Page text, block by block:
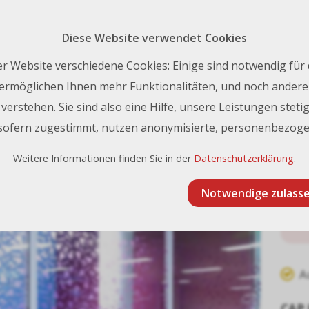
Kontakt
Medien für Spezialanwendungen Lintec E-2200ZC,
E-2200ZC, Ultra-Clear Film
Diese Website verwendet Cookies
Website verschiedene Cookies: Einige sind notwendig
Ihnen mehr Funktionalitäten, und noch
Sie sind also eine Hilfe, unsere Leistungen
zugestimmt, nutzen anonymisierte,
Weitere Informationen finden Sie in der Datenschutzerklärung.
Notwendige